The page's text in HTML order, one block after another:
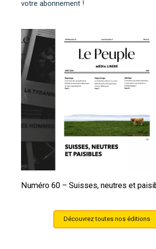
votre abonnement !
Numéro 60 – Suisses, neutres et
Découvrez toutes nos éditions